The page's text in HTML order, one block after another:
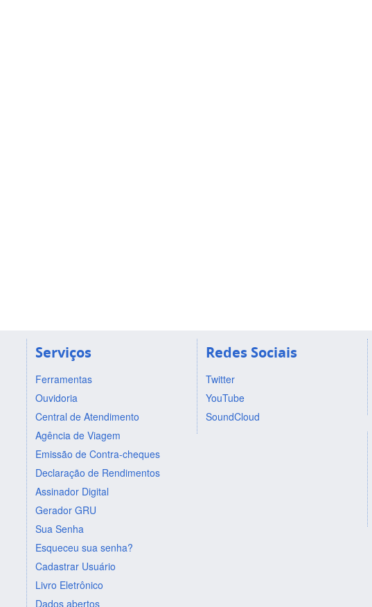
Serviços
Ferramentas
Ouvidoria
Central de Atendimento
Agência de Viagem
Emissão de Contra-cheques
Declaração de Rendimentos
Assinador Digital
Gerador GRU
Sua Senha
Esqueceu sua senha?
Cadastrar Usuário
Livro Eletrônico
Dados abertos
Redes Sociais
Twitter
YouTube
SoundCloud